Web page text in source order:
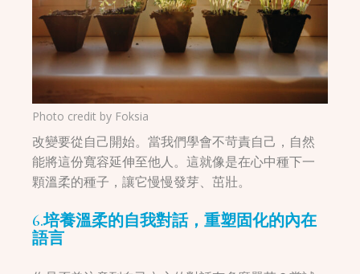
Photo credit by Foksia
改變要從自己開始。當我們學會不苛責自己，自然
能將這份寬容延伸至他人。這就像是在心中種下一
顆溫柔的種子，讓它慢慢發芽、茁壯。
6.培養溫柔的自我對話，重塑固化的內在
語言